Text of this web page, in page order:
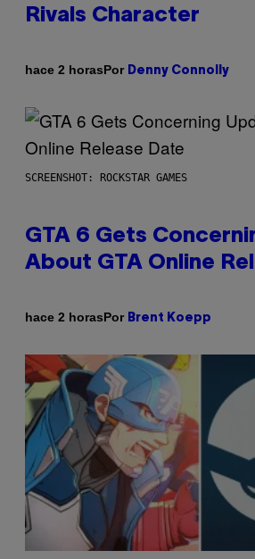
Rivals Character
hace 2 horasPor Denny Connolly
SCREENSHOT: ROCKSTAR GAMES
GTA 6 Gets
About GTA Online
hace 2 horasPor Brent Koepp